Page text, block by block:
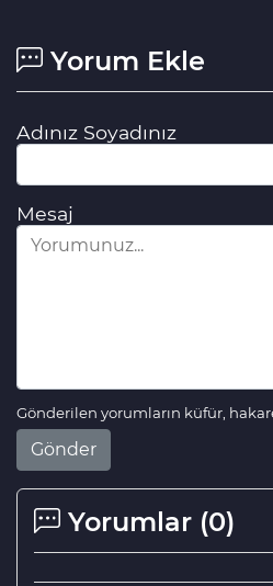
Yorum Ekle
Adınız Soyadınız
Mesaj
Gönderilen yorumların küfür,
Gönder
Yorumlar (0)